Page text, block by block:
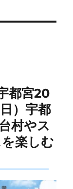
都宮20
）宇都
村やス
楽しむ